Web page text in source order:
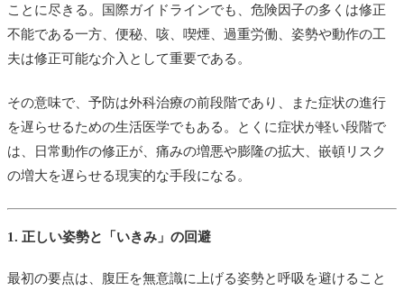
ことに尽きる。国際ガイドラインでも、危険因子の多くは修正
不能である一方、便秘、咳、喫煙、過重労働、姿勢や動作の工
夫は修正可能な介入として重要である。
その意味で、予防は外科治療の前段階であり、また症状の進行
を遅らせるための生活医学でもある。とくに症状が軽い段階で
は、日常動作の修正が、痛みの増悪や膨隆の拡大、嵌頓リスク
の増大を遅らせる現実的な手段になる。
1. 正しい姿勢と「いきみ」の回避
最初の要点は、腹圧を無意識に上げる姿勢と呼吸を避けること